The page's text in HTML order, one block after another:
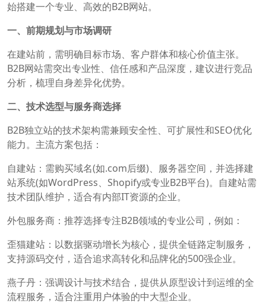
始搭建一个专业、高效的B2B网站。
一、前期规划与市场调研
在建站前，需明确目标市场、客户群体和核心价值主张。
B2B网站需突出专业性、信任感和产品深度，建议进行竞品
分析，梳理自身差异化优势。‌
二、技术选型与服务商选择
B2B独立站的技术架构需兼顾安全性、可扩展性和SEO优化
能力。主流方案包括：
‌自建站‌：需购买域名(如.com后缀)、服务器空间，并选择建
站系统(如WordPress、Shopify或专业B2B平台)。自建站需
技术团队维护，适合有内部IT资源的企业。‌
‌外包服务商‌：推荐选择专注B2B领域的专业公司，例如：
‌歪猫建站：以数据驱动增长为核心，提供全链路定制服务，
支持源码交付，适合追求高转化和品牌化的500强企业。‌
‌燕子丹：强调设计与技术结合，提供从原型设计到运维的全
流程服务，适合注重用户体验的中大型企业。‌